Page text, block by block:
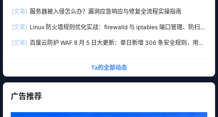
[文章] 服务器被入侵怎么办？漏洞应急响应与修复全流程实操指南
[文章] Linux 防火墙规则优化实战：firewalld 与 iptables 端口管理、防扫描
[文章] 百度云防护 WAF 8 月 5 日大更新：单日新增 306 条安全规则，用友
Ta的全部动态
广告推荐